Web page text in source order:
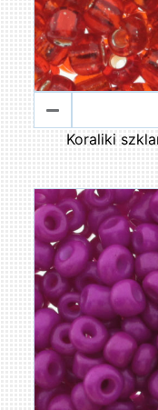
Koraliki